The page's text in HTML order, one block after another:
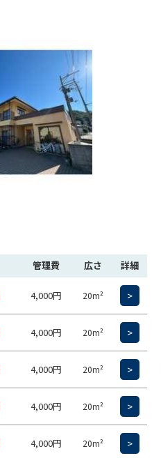
管理費 広さ 詳細
4,000円 20m² >
4,000円 20m² >
4,000円 20m² >
4,000円 20m² >
4,000円 20m² >